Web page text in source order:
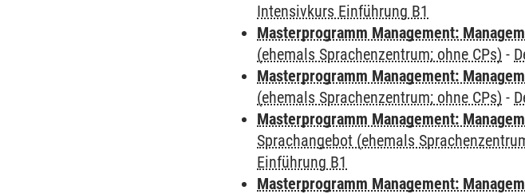
Intensivkurs Einführung B1
Masterprogramm Management:
(ehemals Sprachenzentrum; ohne CPs) -
Masterprogramm Management:
(ehemals Sprachenzentrum; ohne CPs) -
Masterprogramm Management:
Sprachangebot (ehemals
Einführung B1
Masterprogramm Management: